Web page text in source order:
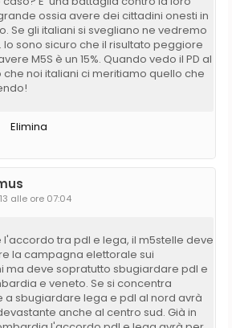
ossia avere dei cittadini onesti in
Se gli italiani si svegliano ne vedremo
sono sicuro che il risultato peggiore
M5S è un 15%. Quando vedo il PD al
che noi italiani ci meritiamo quello che
Elimina
alle ore 07:04
l'accordo tra pdl e lega, il m5stelle deve
la campagna elettorale sui
ma deve sopratutto sbugiardare pdl e
e veneto. Se si concentra
a sbugiardare lega e pdl al nord avrà
anche al centro sud. Già in